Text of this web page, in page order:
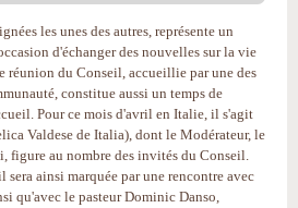
les unes des autres, représente un
d'échanger des nouvelles sur la vie
réunion du Conseil, accueillie par une des
constitue aussi un temps de
Pour ce mois d'avril en Italie, il s'agit
Valdese de Italia), dont le Modérateur, le
figure au nombre des invités du Conseil.
ainsi marquée par une rencontre avec
qu'avec le pasteur Dominic Danso,